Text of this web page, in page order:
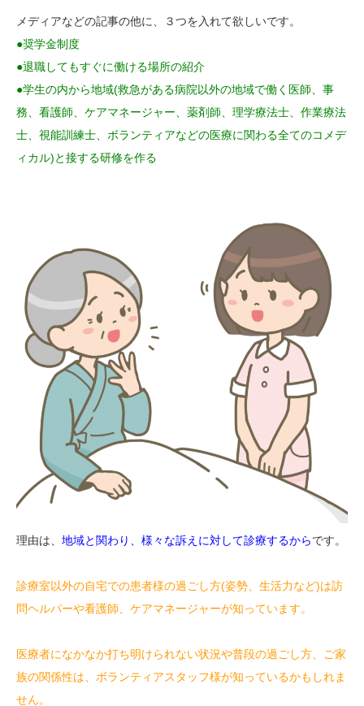
メディアなどの記事の他に、３つを入れて欲しいです。
●奨学金制度
●退職してもすぐに働ける場所の紹介
●学生の内から地域(救急がある病院以外の地域で働く医師、事
務、看護師、ケアマネージャー、薬剤師、理学療法士、作業療法
士、視能訓練士、ボランティアなどの医療に関わる全てのコメデ
ィカル)と接する研修を作る
理由は、 地域と関わり、様々な訴えに対して診療するからです。
診療室以外の自宅での患者様の過ごし方(姿勢、生活力など)は訪
問ヘルパーや看護師、ケアマネージャーが知っています。
医療者になかなか打ち明けられない状況や普段の過ごし方、ご家
族の関係性は、ボランティアスタッフ様が知っているかもしれま
せん。